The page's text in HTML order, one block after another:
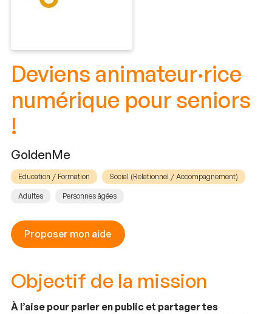
Deviens animateur·rice
numérique pour seniors
!
GoldenMe
Education / Formation Social (Relationnel / Accompagnement)
Adultes Personnes âgées
Proposer mon aide
Objectif de la mission
À l’aise pour parler en public et partager tes